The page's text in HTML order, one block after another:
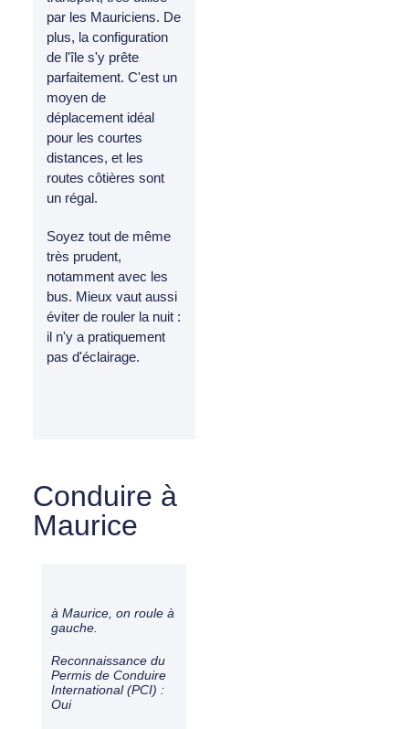
par les Mauriciens. De
plus, la configuration
de l'île s'y prête
parfaitement. C'est un
moyen de
déplacement idéal
pour les courtes
distances, et les
routes côtières sont
un régal.
Soyez tout de même
très prudent,
notamment avec les
bus. Mieux vaut aussi
éviter de rouler la nuit :
il n'y a pratiquement
pas d'éclairage.
Conduire à
Maurice
à Maurice, on roule à
gauche.
Reconnaissance du
Permis de Conduire
International (PCI) :
Oui